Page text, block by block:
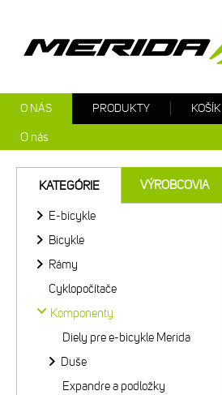
KATEGÓRIE VÝROBCOVIA
E-bicykle
Bicykle
Rámy
Cyklopočítače
Komponenty
Diely pre e-bicykle Merida
Duše
Expandre a podložky
O NÁS
O nás
PRODUKTY KOŠÍK